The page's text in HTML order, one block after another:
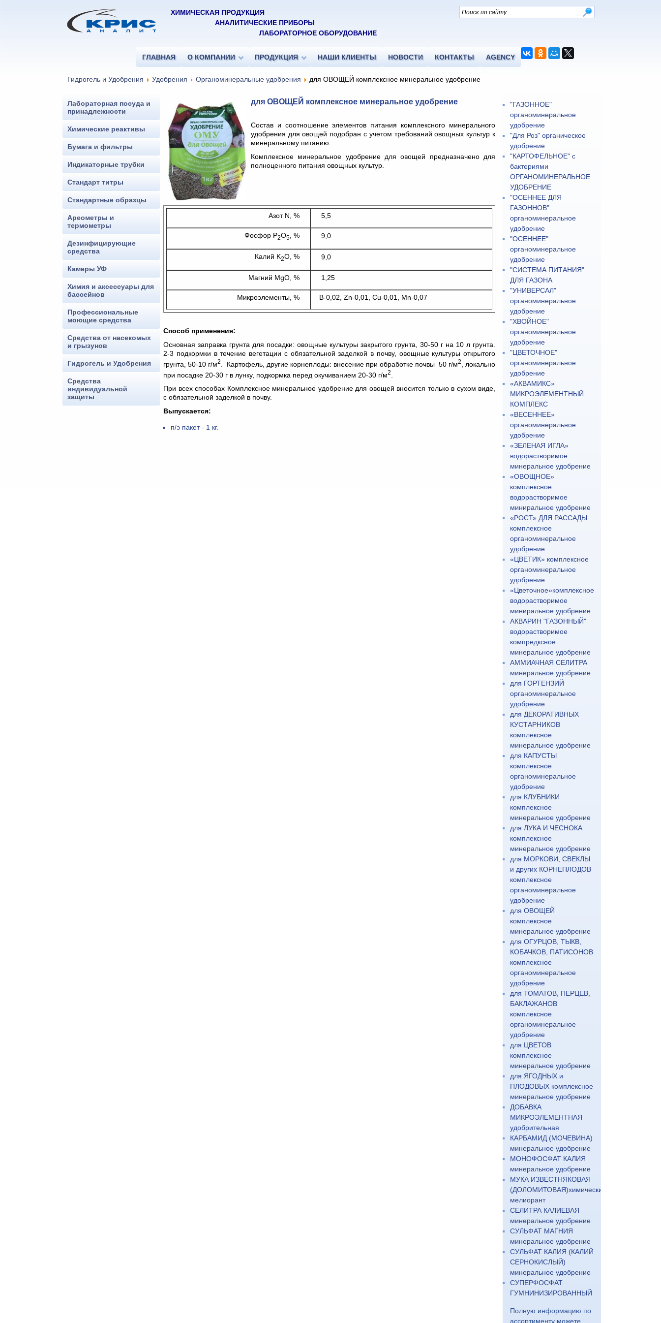
ХИМИЧЕСКАЯ ПРОДУКЦИЯ
АНАЛИТИЧЕСКИЕ ПРИБОРЫ
ЛАБОРАТОРНОЕ ОБОРУДОВАНИЕ
ГЛАВНАЯ О КОМПАНИИ ПРОДУКЦИЯ НАШИ КЛИЕНТЫ НОВОСТИ КОНТАКТЫ AGENCY
Гидрогель и Удобрения Удобрения Органоминеральные удобрения для ОВОЩЕЙ комплексное минеральное удобрение
Лабораторная посуда и
принадлежности
Химические реактивы
Бумага и фильтры
Индикаторные трубки
Стандарт титры
Стандартные образцы
Ареометры и
термометры
Дезинфицирующие
средства
Камеры УФ
Химия и аксессуары для
бассейнов
Профессиональные
моющие средства
Средства от насекомых
и грызунов
Гидрогель и Удобрения
Средства
индивидуальной
защиты
для ОВОЩЕЙ комплексное минеральное удобрение
Состав и соотношение элементов питания комплексного минерального
удобрения для овощей подобран с учетом требований овощных культур к
минеральному питанию.
Комплексное минеральное удобрение для овощей предназначено для
полноценного питания овощных культур.
Азот N, % 5,5
Фосфор P2O5 , % 9,0
Калий K2O, % 9,0
Магний MgO, % 1,25
Микроэлементы, % B-0,02, Zn-0,01, Cu-0,01, Mn-0,07
Способ применения:
Основная заправка грунта для посадки: овощные культуры закрытого грунта, 30-50 г на 10 л грунта.
2-3 подкормки в течение вегетации с обязательной заделкой в почву, овощные культуры открытого
грунта, 50-10 г/м2 . Картофель, другие корнеплоды: внесение при обработке почвы 50 г/м2
, локально
при посадке 20-30 г в лунку, подкормка перед окучиванием 20-30 г/м2
При всех способах Комплексное минеральное удобрение для овощей вносится только в сухом виде,
с обязательной заделкой в почву.
Выпускается:
п/э пакет - 1 кг.
"ГАЗОННОЕ"
органоминеральное
удобрение
"Для Роз" органическое
удобрение
"КАРТОФЕЛЬНОЕ" с
бактериями
ОРГАНОМИНЕРАЛЬНОЕ
УДОБРЕНИЕ
"ОСЕННЕЕ ДЛЯ
ГАЗОННОВ"
органоминеральное
удобрение
"ОСЕННЕЕ"
органоминеральное
удобрение
"СИСТЕМА ПИТАНИЯ"
ДЛЯ ГАЗОНА
"УНИВЕРСАЛ"
органоминеральное
удобрение
"ХВОЙНОЕ"
органоминеральное
удобрение
"ЦВЕТОЧНОЕ"
органоминеральное
удобрение
«АКВАМИКС»
МИКРОЭЛЕМЕНТНЫЙ
КОМПЛЕКС
«ВЕСЕННЕЕ»
органоминеральное
удобрение
«ЗЕЛЕНАЯ ИГЛА»
водорастворимое
минеральное удобрение
«ОВОЩНОЕ»
комплексное
водорастворимое
миниральное удобрение
«РОСТ» ДЛЯ РАССАДЫ
комплексное
органоминеральное
удобрение
«ЦВЕТИК» комплексное
органоминеральное
удобрение
«Цветочное»комплексное
водорастворимое
миниральное удобрение
АКВАРИН "ГАЗОННЫЙ"
водорастворимое
компредксное
минеральное удобрение
АММИАЧНАЯ СЕЛИТРА
минеральное удобрение
для ГОРТЕНЗИЙ
органоминеральное
удобрение
для ДЕКОРАТИВНЫХ
КУСТАРНИКОВ
комплексное
минеральное удобрение
для КАПУСТЫ
комплексное
органоминеральное
удобрение
для КЛУБНИКИ
комплексное
минеральное удобрение
для ЛУКА И ЧЕСНОКА
комплексное
минеральное удобрение
для МОРКОВИ, СВЕКЛЫ
и других КОРНЕПЛОДОВ
комплексное
органоминеральное
удобрение
для ОВОЩЕЙ
комплексное
минеральное удобрение
для ОГУРЦОВ, ТЫКВ,
КОБАЧКОВ, ПАТИСОНОВ
комплексное
органоминеральное
удобрение
для ТОМАТОВ, ПЕРЦЕВ,
БАКЛАЖАНОВ
комплексное
органоминеральное
удобрение
для ЦВЕТОВ
комплексное
минеральное удобрение
для ЯГОДНЫХ и
ПЛОДОВЫХ комплексное
минеральное удобрение
ДОБАВКА
МИКРОЭЛЕМЕНТНАЯ
удобрительная
КАРБАМИД (МОЧЕВИНА)
минеральное удобрение
МОНОФОСФАТ КАЛИЯ
минеральное удобрение
МУКА ИЗВЕСТНЯКОВАЯ
(ДОЛОМИТОВАЯ)химический
мелиорант
СЕЛИТРА КАЛИЕВАЯ
минеральное удобрение
СУЛЬФАТ МАГНИЯ
минеральное удобрение
СУЛЬФАТ КАЛИЯ (КАЛИЙ
СЕРНОКИСЛЫЙ)
минеральное удобрение
СУПЕРФОСФАТ
ГУМНИНИЗИРОВАННЫЙ
Полную информацию по
ассортименту можете